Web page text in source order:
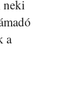
neki
a